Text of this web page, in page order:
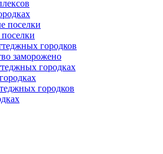
поселки
городков
заморожено
городках
городков